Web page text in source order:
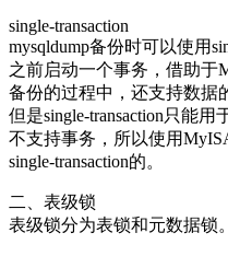
single-transaction
mysqldump备份时可以使用
之前启动一个事务，借助于
备份的过程中，还支持数据
但是single-transaction只能
不支持事务，所以使用
single-transaction的。
二、表级锁
表级锁分为表锁和元数据锁。